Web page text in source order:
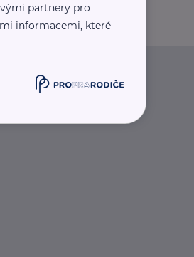
partnery pro
informacemi, které